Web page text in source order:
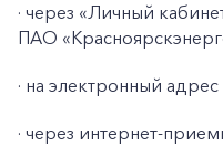
· через «Личный
ПАО
· на электронный адрес
· через интернет-